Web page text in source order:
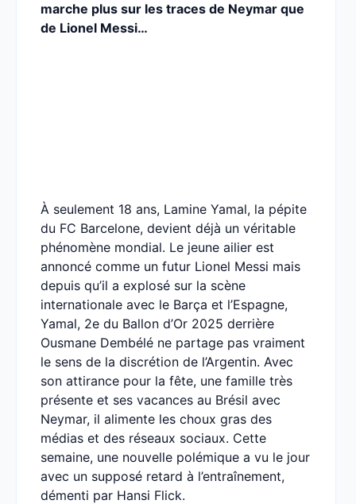
marche plus sur les traces de Neymar que
de Lionel Messi…
À seulement 18 ans, Lamine Yamal, la pépite
du FC Barcelone, devient déjà un véritable
phénomène mondial. Le jeune ailier est
annoncé comme un futur Lionel Messi mais
depuis qu’il a explosé sur la scène
internationale avec le Barça et l’Espagne,
Yamal, 2e du Ballon d’Or 2025 derrière
Ousmane Dembélé ne partage pas vraiment
le sens de la discrétion de l’Argentin. Avec
son attirance pour la fête, une famille très
présente et ses vacances au Brésil avec
Neymar, il alimente les choux gras des
médias et des réseaux sociaux. Cette
semaine, une nouvelle polémique a vu le jour
avec un supposé retard à l’entraînement,
démenti par Hansi Flick.